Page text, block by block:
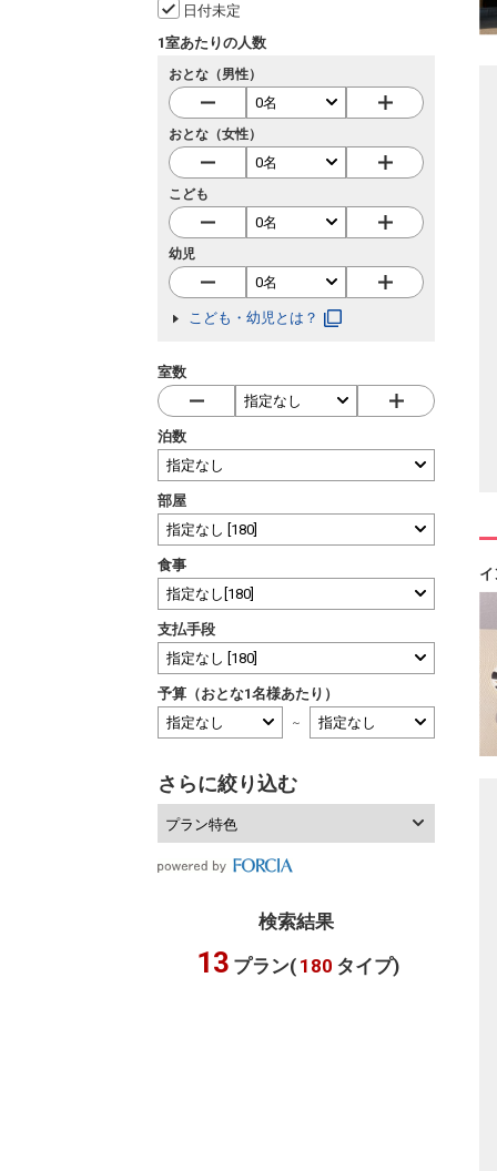
日付未定
1室あたりの人数
おとな（男性）
おとな（女性）
こども
幼児
こども・幼児とは？
室数
泊数
部屋
食事
支払手段
予算（おとな1名様あたり）
～
さらに絞り込む
プラン特色
検索結果
13 プラン( 180 タイプ)